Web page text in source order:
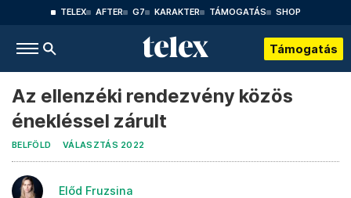
TELEX AFTER G7 KARAKTER TÁMOGATÁS SHOP
Támogatás
Az ellenzéki rendezvény közös
énekléssel zárult
BELFÖLD VÁLASZTÁS 2022
Előd Fruzsina